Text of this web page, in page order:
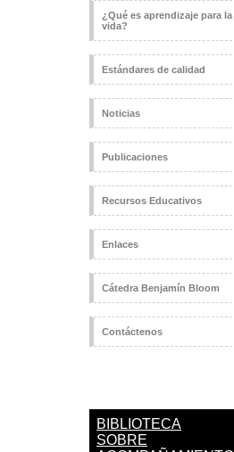
¿Qué es aprendizaje para la
vida?
Estándares de calidad
Noticias
Publicaciones
Recursos Educativos
Enlaces
Cátedra Benjamín Bloom
Contáctenos
BIBLIOTECA
SOBRE